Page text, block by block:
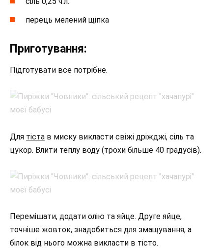
перець мелений щіпка
Приготування:
Підготувати все потрібне.
Для тіста в миску викласти свіжі дріжджі, сіль та
цукор. Влити теплу воду (трохи більше 40 градусів).
Перемішати, додати олію та яйце. Друге яйце,
точніше жовток, знадобиться для змащування, а
білок від нього можна викласти в тісто.